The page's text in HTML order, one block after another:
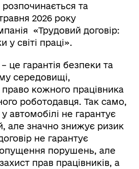
та
2026 року
«Трудовий договір:
у світі праці».
це гарантія безпеки та
середовищі,
кожного працівника
роботодавця. Так само,
автомобілі не гарантує
але значно знижує ризик
не гарантує
порушень, але
прав працівників, а